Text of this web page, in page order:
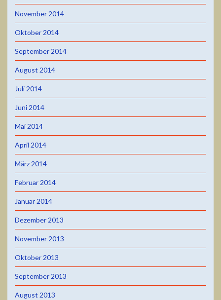
November 2014
Oktober 2014
September 2014
August 2014
Juli 2014
Juni 2014
Mai 2014
April 2014
März 2014
Februar 2014
Januar 2014
Dezember 2013
November 2013
Oktober 2013
September 2013
August 2013